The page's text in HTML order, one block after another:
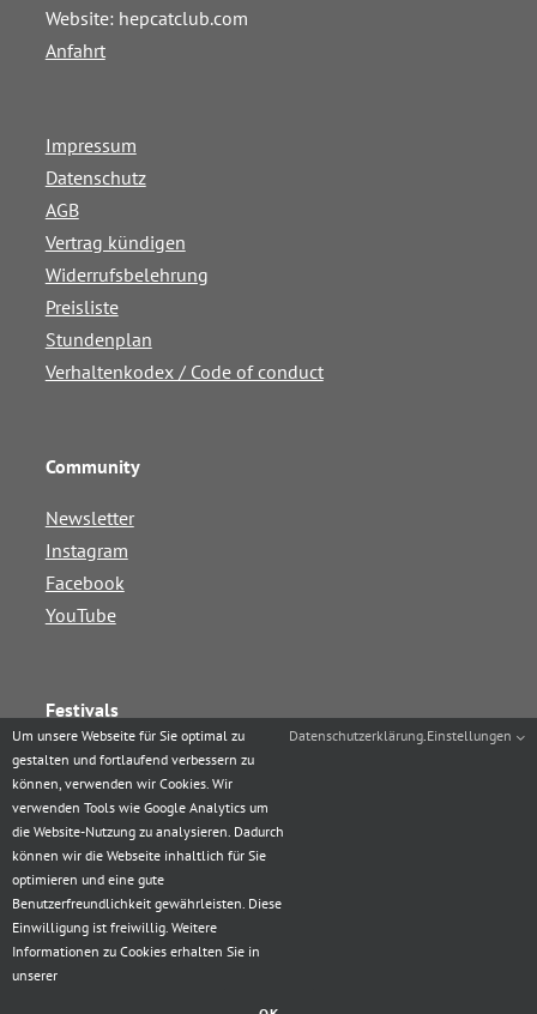
Website: hepcatclub.com
Anfahrt
Impressum
Datenschutz
AGB
Vertrag kündigen
Widerrufsbelehrung
Preisliste
Stundenplan
Verhaltenkodex / Code of conduct
Community
Newsletter
Instagram
Facebook
YouTube
Festivals
Augsburg Jazz Rhythms
Augsburg Balboa & Shag Festival
Augsburg Westie Station
Augsburg Boogie Festival
XmaSwing
Um unsere Webseite für Sie optimal zu
gestalten und fortlaufend verbessern zu
können, verwenden wir Cookies. Wir
verwenden Tools wie Google Analytics um
die Website-Nutzung zu analysieren. Dadurch
können wir die Webseite inhaltlich für Sie
optimieren und eine gute
Benutzerfreundlichkeit gewährleisten. Diese
Einwilligung ist freiwillig. Weitere
Informationen zu Cookies erhalten Sie in
unserer
Datenschutzerklärung.Einstellungen